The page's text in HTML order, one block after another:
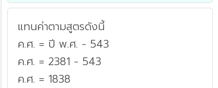
แทนค่าตามสูตรดังนี้
ค.ศ. = ปี พ.ศ. - 543
ค.ศ. = 2381 - 543
ค.ศ. = 1838